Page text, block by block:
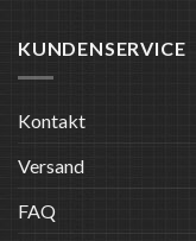
KUNDENSERVICE
Kontakt
Versand
FAQ